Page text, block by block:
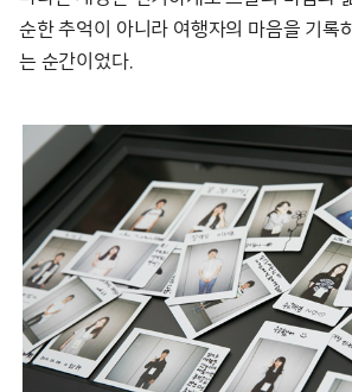
순한 추억이 아니라 여행자의 마음을 기록
는 순간이었다.